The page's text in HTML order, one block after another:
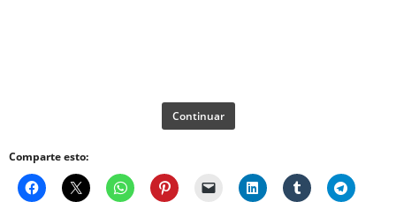
Continuar
Comparte esto: